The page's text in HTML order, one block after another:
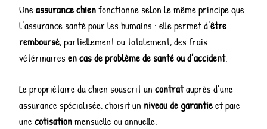
Uneassurance chienfonctionne selon le même principe que
l’assurance santé pour les humains : elle permet d’être
remboursé, partiellement ou totalement, des frais
vétérinaires en cas de problème de santé ou d’accident.
Le propriétaire du chien souscrit un contratauprès d’une
assurance spécialisée, choisit un niveau de garantieet paie
unecotisationmensuelle ou annuelle.